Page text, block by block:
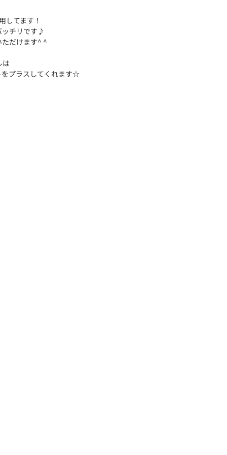
してます！
ッチリです♪
だけます^ ^
は
をプラスしてくれます☆